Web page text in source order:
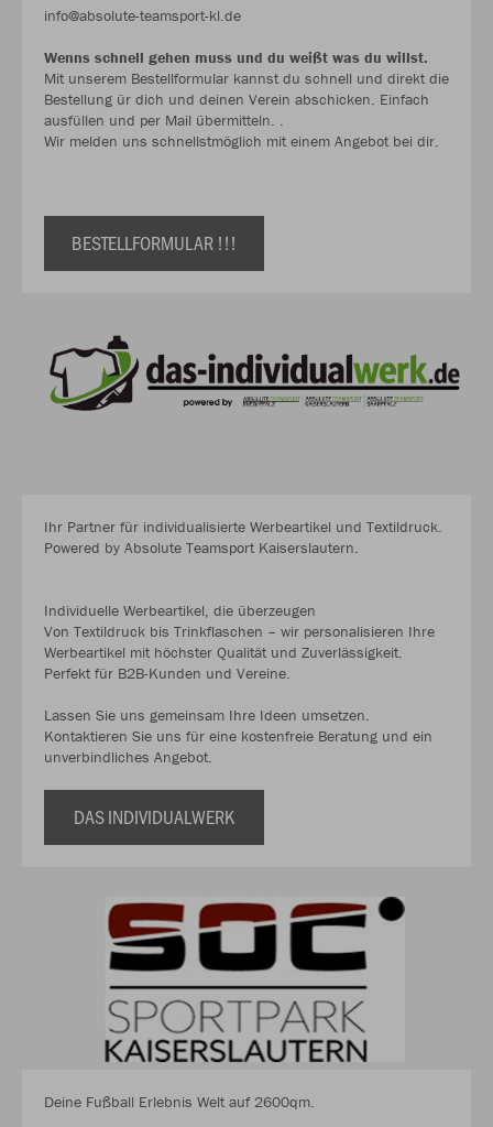
info@absolute-teamsport-kl.de
Wenns schnell gehen muss und du weißt was du willst.
Mit unserem Bestellformular kannst du schnell und direkt die
Bestellung ür dich und deinen Verein abschicken. Einfach
ausfüllen und per Mail übermitteln. .
Wir melden uns schnellstmöglich mit einem Angebot bei dir.
BESTELLFORMULAR !!!
Ihr Partner für individualisierte Werbeartikel und Textildruck.
Powered by Absolute Teamsport Kaiserslautern.
Individuelle Werbeartikel, die überzeugen
Von Textildruck bis Trinkflaschen – wir personalisieren Ihre
Werbeartikel mit höchster Qualität und Zuverlässigkeit.
Perfekt für B2B-Kunden und Vereine.
Lassen Sie uns gemeinsam Ihre Ideen umsetzen.
Kontaktieren Sie uns für eine kostenfreie Beratung und ein
unverbindliches Angebot.
DAS INDIVIDUALWERK
Deine Fußball Erlebnis Welt auf 2600qm.